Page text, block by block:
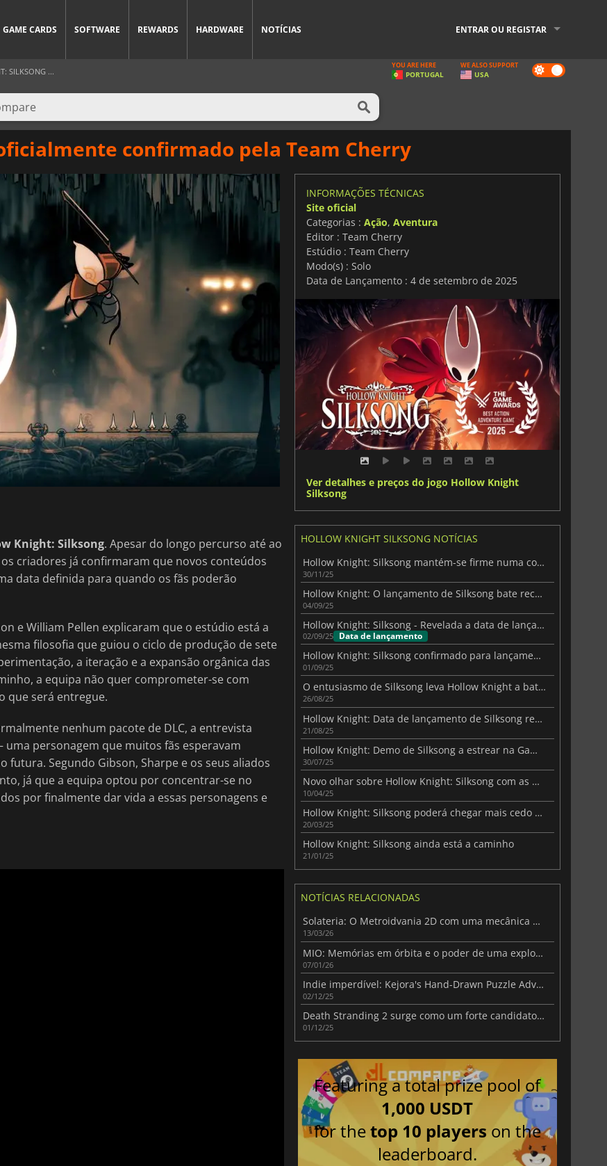
GAME CARDS SOFTWARE REWARDS HARDWARE NOTÍCIAS ENTRAR OU REGISTAR
SILKSONG ... Dark
mode
YOU ARE HERE
PORTUGAL
WE ALSO SUPPORT
USA
confirmado pela Team Cherry
Knight: Silksong. Apesar do longo percurso até ao
criadores já confirmaram que novos conteúdos
data definida para quando os fãs poderão
e William Pellen explicaram que o estúdio está a
filosofia que guiou o ciclo de produção de sete
a iteração e a expansão orgânica das
a equipa não quer comprometer-se com
que será entregue.
nenhum pacote de DLC, a entrevista
personagem que muitos fãs esperavam
Segundo Gibson, Sharpe e os seus aliados
já que a equipa optou por concentrar-se no
por finalmente dar vida a essas personagens e
INFORMAÇÕES TÉCNICAS
Site oficial
Categorias : Ação, Aventura
Editor : Team Cherry
Estúdio : Team Cherry
Modo(s) : Solo
Data de Lançamento : 4 de setembro de 2025
Ver detalhes e preços do jogo Hollow Knight
Silksong
HOLLOW KNIGHT SILKSONG NOTÍCIAS
Hollow Knight: Silksong mantém-se firme numa corrida feroz de TGA
30/11/25
Hollow Knight: O lançamento de Silksong bate recordes de vendas
04/09/25
Hollow Knight: Silksong - Revelada a data de lançamento global
02/09/25 Data de lançamento
Hollow Knight: Silksong confirmado para lançamento a um preço baixo
01/09/25
O entusiasmo de Silksong leva Hollow Knight a bater recordes
26/08/25
Hollow Knight: Data de lançamento de Silksong revelada em novo trailer
21/08/25
Hollow Knight: Demo de Silksong a estrear na Gamescom 2025
30/07/25
Novo olhar sobre Hollow Knight: Silksong com as mais recentes imagens de ecrã
10/04/25
Hollow Knight: Silksong poderá chegar mais cedo do que o previsto
20/03/25
Hollow Knight: Silksong ainda está a caminho
21/01/25
NOTÍCIAS RELACIONADAS
Solateria: O Metroidvania 2D com uma mecânica de Parry impressionante
13/03/26
MIO: Memórias em órbita e o poder de uma exploração lenta e significativa
07/01/26
Indie imperdível: Kejora's Hand-Drawn Puzzle Adventure
02/12/25
Death Stranding 2 surge como um forte candidato à TGA 2025
01/12/25
Featuring a total prize pool of
1,000 USDT
for thetop 10 players on the
leaderboard.